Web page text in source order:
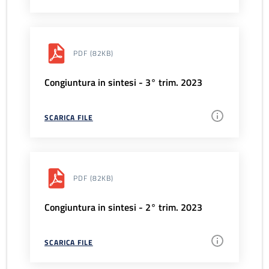
PDF (82KB)
Congiuntura in sintesi - 3° trim. 2023
SCARICA FILE
PDF (82KB)
Congiuntura in sintesi - 2° trim. 2023
SCARICA FILE